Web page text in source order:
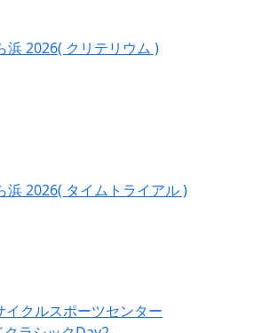
浜 2026( クリテリウム )
浜 2026( タイムトライアル )
クルスポーツセンター